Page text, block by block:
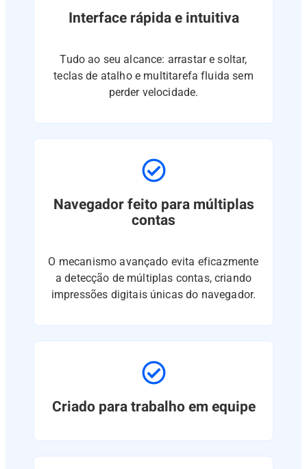
Interface rápida e intuitiva
Tudo ao seu alcance: arrastar e soltar,
teclas de atalho e multitarefa fluida sem
perder velocidade.
Navegador feito para múltiplas
contas
O mecanismo avançado evita eficazmente
a detecção de múltiplas contas, criando
impressões digitais únicas do navegador.
Criado para trabalho em equipe